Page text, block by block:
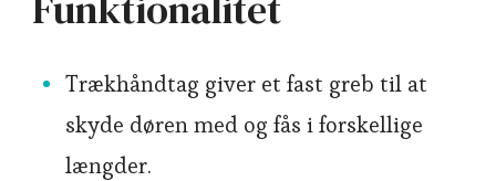
Trækhåndtag giver et fast greb til at
skyde døren med og fås i forskellige
længder.